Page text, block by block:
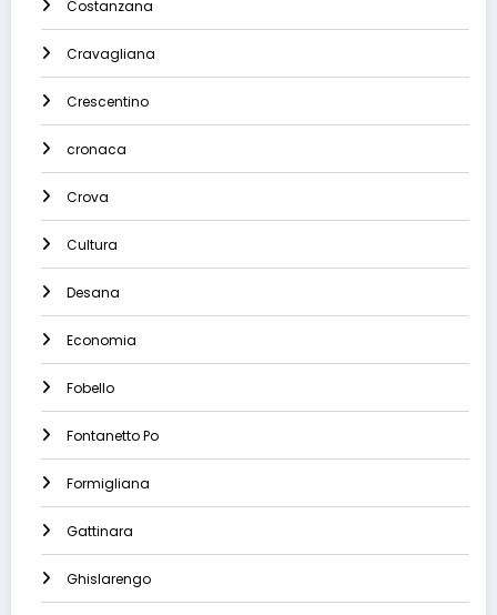
Costanzana
Cravagliana
Crescentino
cronaca
Crova
Cultura
Desana
Economia
Fobello
Fontanetto Po
Formigliana
Gattinara
Ghislarengo